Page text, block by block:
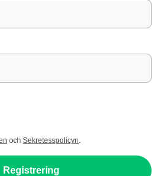
och Sekretesspolicyn.
Registrering